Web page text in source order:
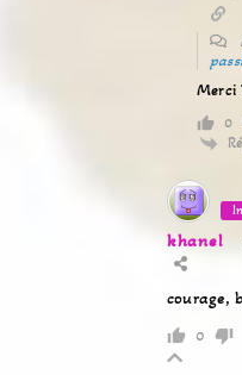
Merci
0
khanel
courage,
0